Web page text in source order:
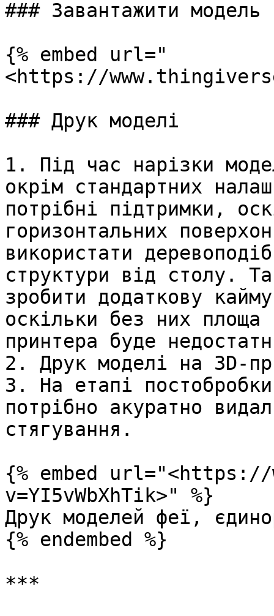
### Завантажити модель
{% embed url="
<https://
### Друк моделі
1. Під час нарізки
окрім стандартних
потрібні підтримки,
горизонтальних
використати
структури від столу.
зробити додаткову
оскільки без них площа
принтера буде
2. Друк моделі на 3D-
3. На етапі
потрібно акуратно
стягування.
{% embed url="<https://
v=YI5vWbXhTik>" %}
Друк моделей феї,
{% endembed %}
***